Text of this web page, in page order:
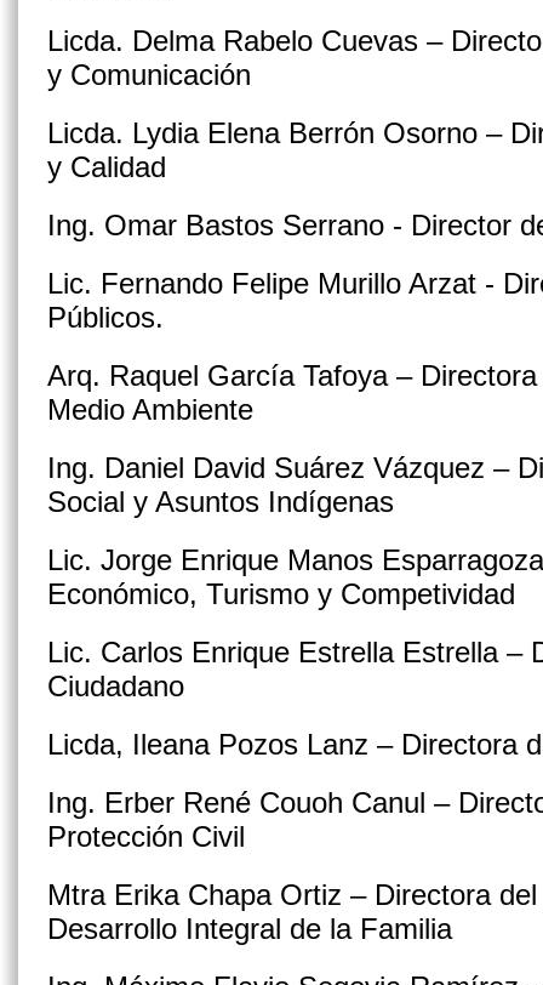
Licda. Delma Rabelo Cuevas –
y Comunicación
Licda. Lydia Elena Berrón Osorno –
y Calidad
Ing. Omar Bastos Serrano - Director
Lic. Fernando Felipe Murillo Arzat -
Públicos.
Arq. Raquel García Tafoya –
Medio Ambiente
Ing. Daniel David Suárez Vázquez –
Social y Asuntos Indígenas
Lic. Jorge Enrique Manos
Económico, Turismo y Competividad
Lic. Carlos Enrique Estrella Estrella –
Ciudadano
Licda, Ileana Pozos Lanz – Directora
Ing. Erber René Couoh Canul –
Protección Civil
Mtra Erika Chapa Ortiz – Directora
Desarrollo Integral de la Familia